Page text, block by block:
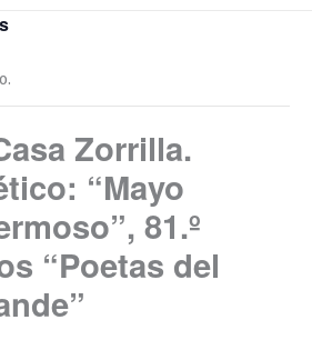
Zorrilla.
“Mayo
81.º
“Poetas del